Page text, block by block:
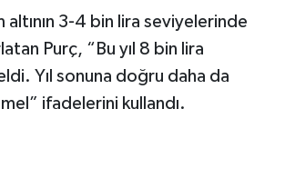
altının 3-4 bin lira seviyelerinde
Purç, “Bu yıl 8 bin lira
Yıl sonuna doğru daha da
ifadelerini kullandı.